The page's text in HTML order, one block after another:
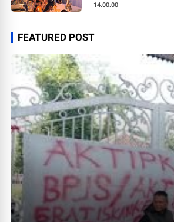
14.00.00
FEATURED POST